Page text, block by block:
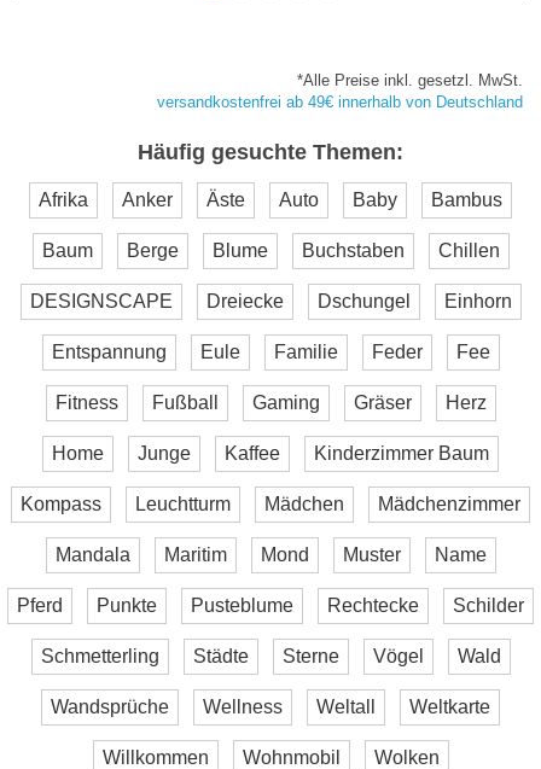
*Alle Preise inkl. gesetzl. MwSt.
versandkostenfrei ab 49€ innerhalb von Deutschland
Häufig gesuchte Themen:
Afrika Anker Äste Auto Baby Bambus
Baum Berge Blume Buchstaben Chillen
DESIGNSCAPE Dreiecke Dschungel Einhorn
Entspannung Eule Familie Feder Fee
Fitness Fußball Gaming Gräser Herz
Home Junge Kaffee Kinderzimmer Baum
Kompass Leuchtturm Mädchen Mädchenzimmer
Mandala Maritim Mond Muster Name
Pferd Punkte Pusteblume Rechtecke Schilder
Schmetterling Städte Sterne Vögel Wald
Wandsprüche Wellness Weltall Weltkarte
Willkommen Wohnmobil Wolken